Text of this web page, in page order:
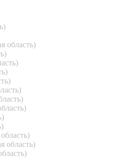
область)
область)